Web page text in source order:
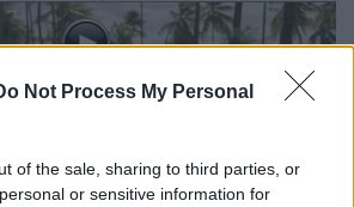
Not Process My Personal
of the sale, sharing to third parties, or
or sensitive information for